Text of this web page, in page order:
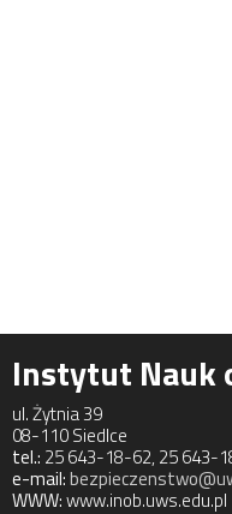
Instytut Nauk
ul. Żytnia 39
08-110 Siedlce
tel.: 25 643-18-62, 25 643-
e-mail:
WWW:www.inob.uws.edu.pl